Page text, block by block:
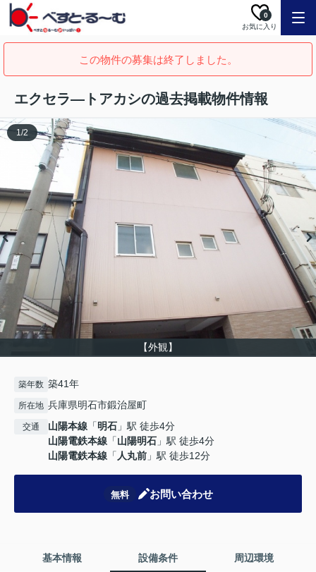
お気に入り
0
この物件の募集は終了しました。
エクセラ―トアカシの過去掲載物件情報
【外観】
1/2
築年数 築41年
所在地 兵庫県明石市鍛治屋町
交通 山陽本線 「明石 」駅 徒歩4分
山陽電鉄本線 「山陽明石 」駅 徒歩4分
山陽電鉄本線 「 人丸前 」駅 徒歩12分
無料 お問い合わせ
基本情報 設備条件 周辺環境